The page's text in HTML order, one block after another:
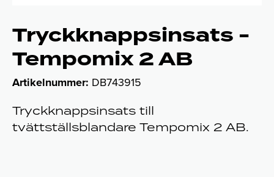
Tryckknappsinsats -
Tempomix 2 AB
Artikelnummer: DB743915
Tryckknappsinsats till
tvättställsblandare Tempomix 2 AB.